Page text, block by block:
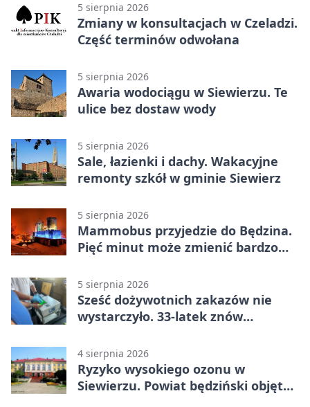
5 sierpnia 2026
Zmiany w konsultacjach w Czeladzi.
Część terminów odwołana
5 sierpnia 2026
Awaria wodociągu w Siewierzu. Te
ulice bez dostaw wody
5 sierpnia 2026
Sale, łazienki i dachy. Wakacyjne
remonty szkół w gminie Siewierz
5 sierpnia 2026
Mammobus przyjedzie do Będzina.
Pięć minut może zmienić bardzo
5 sierpnia 2026
Sześć dożywotnich zakazów nie
wystarczyło. 33-latek znów
4 sierpnia 2026
Ryzyko wysokiego ozonu w
Siewierzu. Powiat będziński objęty